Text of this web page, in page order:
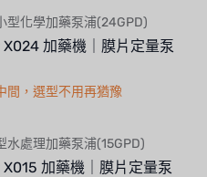
型化學加藥泵浦(24GPD)
加藥機｜膜片定量泵
間，選型不用再猶豫
水處理加藥泵浦(15GPD)
加藥機｜膜片定量泵